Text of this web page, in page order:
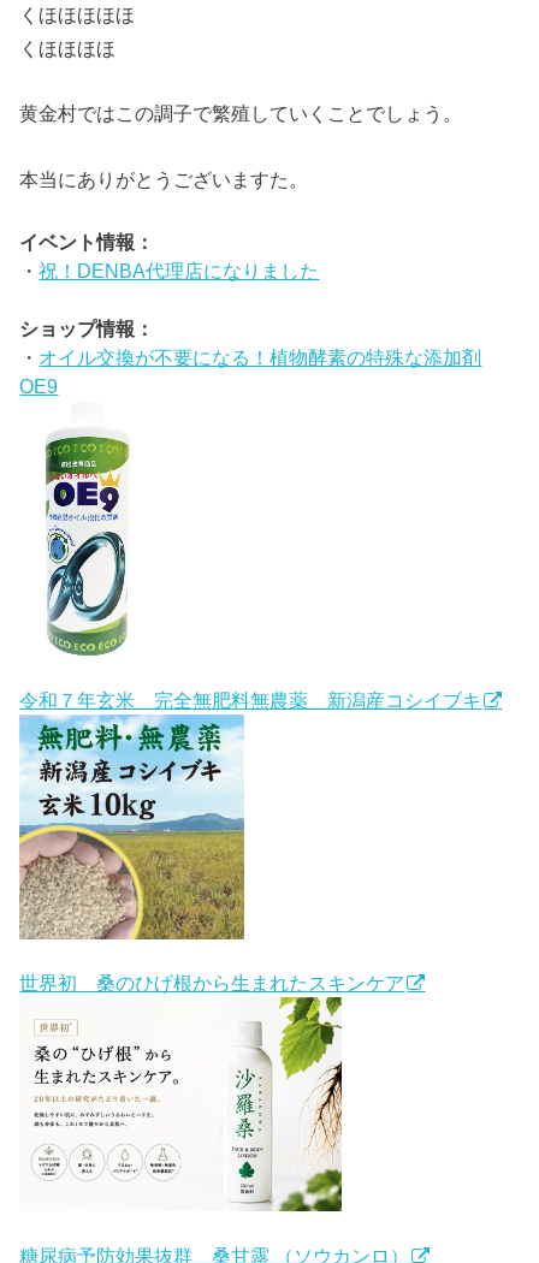
くほほほほほ
くほほほほ
黄金村ではこの調子で繁殖していくことでしょう。
本当にありがとうございますた。
イベント情報：
・祝！DENBA代理店になりました
ショップ情報：
・ オイル交換が不要になる！植物酵素の特殊な添加剤
OE9
令和７年玄米 完全無肥料無農薬 新潟産コシイブキ
世界初 桑のひげ根から生まれたスキンケア
糖尿病予防効果抜群 桑甘露 （ソウカンロ）